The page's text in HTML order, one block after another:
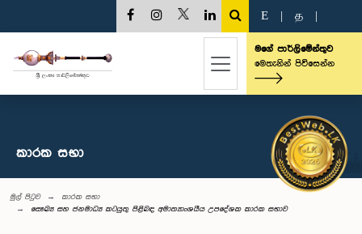
E த
මගේ පාර්ලිමේන්තුව
මෙතැනින් පිවිසෙන්න
කාරක සභා
මුල් පිටුව
කාරක සභා
සෞඛ්‍ය සහ ජනමාධ්‍ය කටයුතු පිළිබඳ අමාත්‍යාංශයීය උපදේශක කාරක සභාව